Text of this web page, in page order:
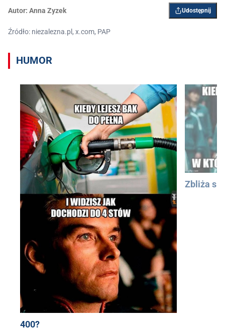
Autor: Anna Zyzek Udostępnij
Źródło: niezalezna.pl, x.com, PAP
HUMOR
400?
Zbliża się